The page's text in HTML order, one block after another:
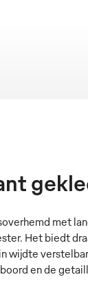
met
Het biedt
wijdte
en de